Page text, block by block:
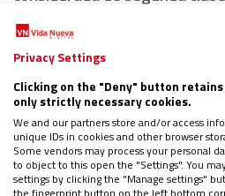
Encontramos aquí que el
la vigencia y las
provenientes del patriarcado.
Privacy Settings
Clicking on the "Deny" button
only strictly necessary cookies.
We and our partners store and/or access
unique IDs in cookies and other browser
Some vendors may process your personal
to object to this open the "Settings". You
settings by clicking the "Manage settings"
the fingerprint button on the left bottom